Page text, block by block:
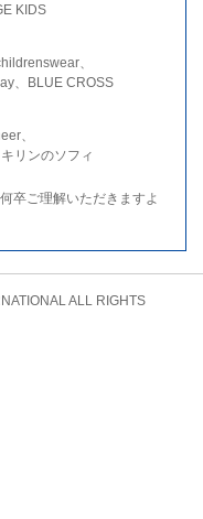
KIDS
、
、BLUE CROSS
、
リンのソフィ
卒ご理解いただきますよ